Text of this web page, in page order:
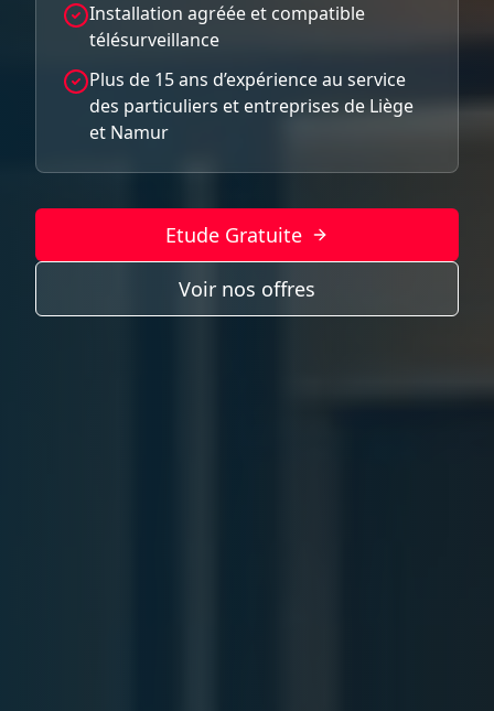
Installation agréée et compatible
télésurveillance
Plus de 15 ans d’expérience au service
des particuliers et entreprises de Liège
et Namur
Etude Gratuite
Voir nos offres